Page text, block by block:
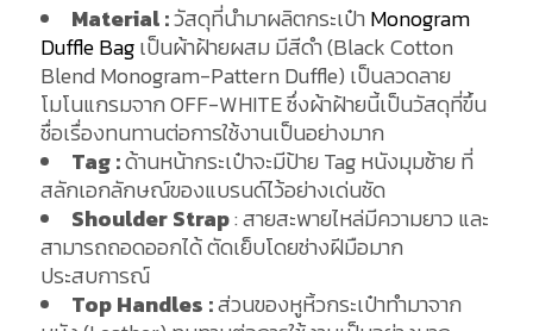
Material :วัสดุที่นำมาผลิตกระเป๋าMonogram
Duffle Bagเป็นผ้าฝ้ายผสม มีสีดำ (Black Cotton
Blend Monogram-Pattern Duffle) เป็นลวดลาย
โมโนแกรมจาก OFF-WHITE ซึ่งผ้าฝ้ายนี้เป็นวัสดุที่ขึ้น
ชื่อเรื่องทนทานต่อการใช้งานเป็นอย่างมาก
Tag :ด้านหน้ากระเป๋าจะมีป้าย Tag หนังมุมซ้าย ที่
สลักเอกลักษณ์ของแบรนด์ไว้อย่างเด่นชัด
Shoulder Strap: สายสะพายไหล่มีความยาว และ
สามารถถอดออกได้ ตัดเย็บโดยช่างฝีมือมาก
ประสบการณ์
Top Handles :ส่วนของหูหิ้วกระเป๋าทำมาจาก